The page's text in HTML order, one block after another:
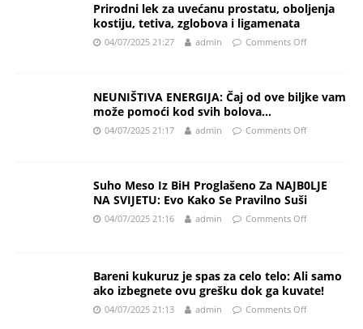
Prirodni lek za uvećanu prostatu, oboljenja
kostiju, tetiva, zglobova i ligamenata
04/07/2025 21:27 admin Comments Off
NEUNIŠTIVA ENERGIJA: Čaj od ove biljke vam
može pomoći kod svih bolova…
04/07/2025 21:17 admin Comments Off
Suho Meso Iz BiH Proglašeno Za NAJB0LJE
NA SVIJETU: Evo Kako Se Pravilno Suši
04/07/2025 21:16 admin Comments Off
Bareni kukuruz je spas za celo telo: Ali samo
ako izbegnete ovu grešku dok ga kuvate!
04/07/2025 21:13 admin Comments Off